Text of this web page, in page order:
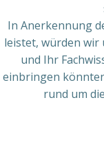
In Anerkennung
leistet, würden wir
und Ihr
einbringen
rund um